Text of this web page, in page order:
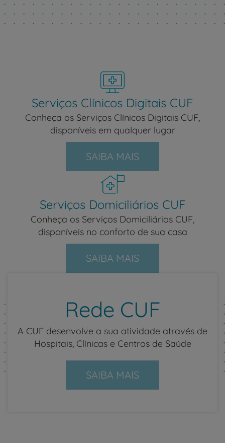
Serviços Clínicos Digitais CUF
Conheça os Serviços Clínicos Digitais CUF,
disponíveis em qualquer lugar
SAIBA MAIS
Serviços Domiciliários CUF
Conheça os Serviços Domiciliários CUF,
disponíveis no conforto de sua casa
SAIBA MAIS
Rede CUF
A CUF desenvolve a sua atividade através de
Hospitais, Clínicas e Centros de Saúde
SAIBA MAIS